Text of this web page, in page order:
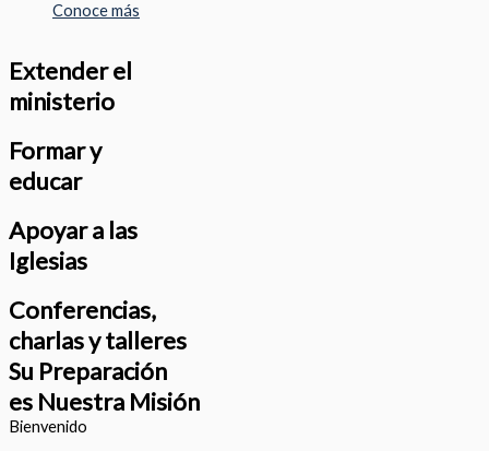
Conoce más
Extender el
ministerio
Formar y
educar
Apoyar a las
Iglesias
Conferencias,
charlas y talleres
Su Preparación
es Nuestra Misión
Bienvenido